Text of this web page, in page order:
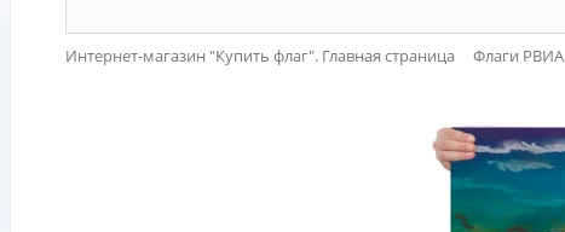
Интернет-магазин "Купить флаг". Главная страница Флаги РВИА